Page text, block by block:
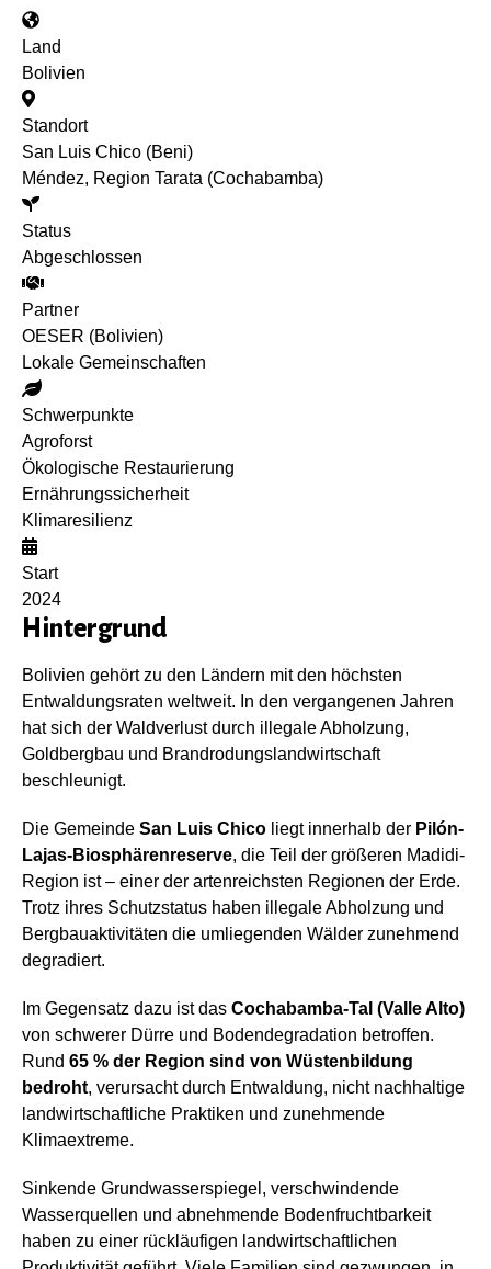
Land
Bolivien
Standort
San Luis Chico (Beni)
Méndez, Region Tarata (Cochabamba)
Status
Abgeschlossen
Partner
OESER (Bolivien)
Lokale Gemeinschaften
Schwerpunkte
Agroforst
Ökologische Restaurierung
Ernährungssicherheit
Klimaresilienz
Start
2024
Hintergrund
Bolivien gehört zu den Ländern mit den höchsten
Entwaldungsraten weltweit. In den vergangenen Jahren
hat sich der Waldverlust durch illegale Abholzung,
Goldbergbau und Brandrodungslandwirtschaft
beschleunigt.
Die Gemeinde San Luis Chico liegt innerhalb der Pilón-
Lajas-Biosphärenreserve, die Teil der größeren Madidi-
Region ist – einer der artenreichsten Regionen der Erde.
Trotz ihres Schutzstatus haben illegale Abholzung und
Bergbauaktivitäten die umliegenden Wälder zunehmend
degradiert.
Im Gegensatz dazu ist das Cochabamba-Tal (Valle Alto)
von schwerer Dürre und Bodendegradation betroffen.
Rund 65 % der Region sind von Wüstenbildung
bedroht, verursacht durch Entwaldung, nicht nachhaltige
landwirtschaftliche Praktiken und zunehmende
Klimaextreme.
Sinkende Grundwasserspiegel, verschwindende
Wasserquellen und abnehmende Bodenfruchtbarkeit
haben zu einer rückläufigen landwirtschaftlichen